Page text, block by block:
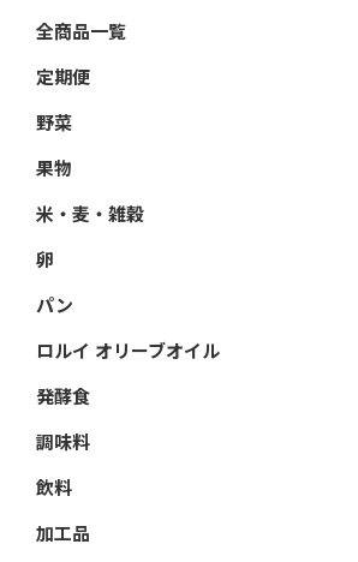
全商品一覧
定期便
野菜
果物
米・麦・雑穀
卵
パン
ロルイ オリーブオイル
発酵食
調味料
飲料
加工品